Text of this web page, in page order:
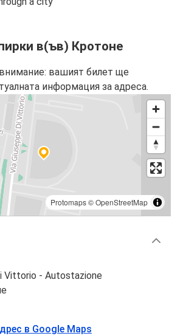
в(ъв) Кротоне
вашият билет ще
информация за адреса.
Protomaps©OpenStreetMap
Vittorio - Autostazione
в Google Maps